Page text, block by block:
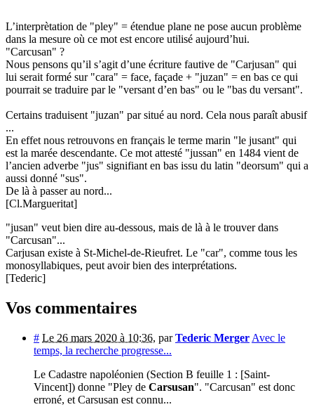
L’interprètation de "pley" = étendue plane ne pose aucun problème
dans la mesure où ce mot est encore utilisé aujourd’hui.
"Carcusan" ?
Nous pensons qu’il s’agit d’une écriture fautive de "Carjusan" qui
lui serait formé sur "cara" = face, façade + "juzan" = en bas ce qui
pourrait se traduire par le "versant d’en bas" ou le "bas du versant".
Certains traduisent "juzan" par situé au nord. Cela nous paraît abusif
...
En effet nous retrouvons en français le terme marin "le jusant" qui
est la marée descendante. Ce mot attesté "jussan" en 1484 vient de
l’ancien adverbe "jus" signifiant en bas issu du latin "deorsum" qui a
aussi donné "sus".
De là à passer au nord...
[Cl.Margueritat]
"jusan" veut bien dire au-dessous, mais de là à le trouver dans
"Carcusan"...
Carjusan existe à St-Michel-de-Rieufret. Le "car", comme tous les
monosyllabiques, peut avoir bien des interprétations.
[Tederic]
Vos commentaires
# Le 26 mars 2020 à 10:36, parTederic Merger Avec le
temps, la recherche progresse...
Le Cadastre napoléonien (Section B feuille 1 : [Saint-
Vincent]) donne "Pley de Carsusan". "Carcusan" est donc
erroné, et Carsusan est connu...